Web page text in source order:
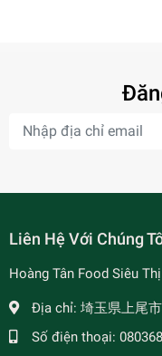
Liên Hệ Với Chúng
Hoàng Tân Food Siêu
Địa chỉ: 埼玉県上尾
Số điện thoại: